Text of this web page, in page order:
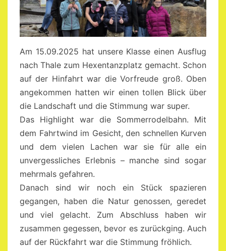
Am 15.09.2025 hat unsere Klasse einen Ausflug
nach Thale zum Hexentanzplatz gemacht. Schon
auf der Hinfahrt war die Vorfreude groß. Oben
angekommen hatten wir einen tollen Blick über
die Landschaft und die Stimmung war super.
Das Highlight war die Sommerrodelbahn. Mit
dem Fahrtwind im Gesicht, den schnellen Kurven
und dem vielen Lachen war sie für alle ein
unvergessliches Erlebnis – manche sind sogar
mehrmals gefahren.
Danach sind wir noch ein Stück spazieren
gegangen, haben die Natur genossen, geredet
und viel gelacht. Zum Abschluss haben wir
zusammen gegessen, bevor es zurückging. Auch
auf der Rückfahrt war die Stimmung fröhlich.